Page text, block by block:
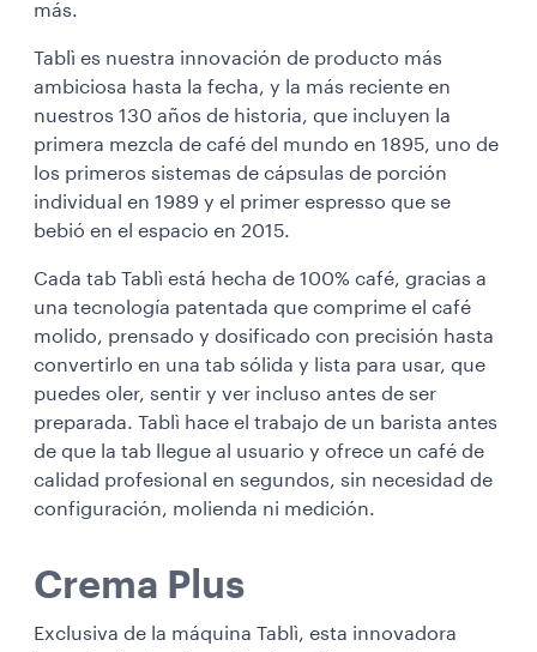
más.
Tablì es nuestra innovación de producto más
ambiciosa hasta la fecha, y la más reciente en
nuestros 130 años de historia, que incluyen la
primera mezcla de café del mundo en 1895, uno de
los primeros sistemas de cápsulas de porción
individual en 1989 y el primer espresso que se
bebió en el espacio en 2015.
Cada tab Tablì está hecha de 100% café, gracias a
una tecnología patentada que comprime el café
molido, prensado y dosificado con precisión hasta
convertirlo en una tab sólida y lista para usar, que
puedes oler, sentir y ver incluso antes de ser
preparada. Tablì hace el trabajo de un barista antes
de que la tab llegue al usuario y ofrece un café de
calidad profesional en segundos, sin necesidad de
configuración, molienda ni medición.
Crema Plus
Exclusiva de la máquina Tablì, esta innovadora